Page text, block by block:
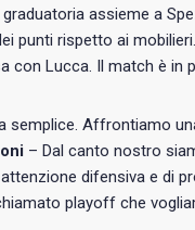
assieme a
punti rispetto ai
con Lucca. Il match è in
semplice. Affrontiamo
– Dal canto nostro
difensiva e di
playoff che